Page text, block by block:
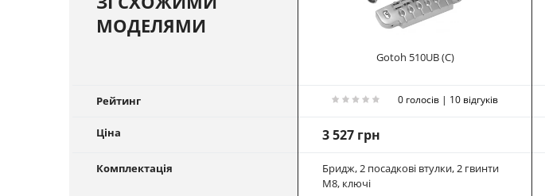
МОДЕЛЯМИ
Gotoh 510UB (C)
Рейтинг 0 голосів | 10 відгуків
Ціна 3 527 грн
Комплектація
Бридж, 2 посадкові втулки, 2 гвинти
М8, ключі